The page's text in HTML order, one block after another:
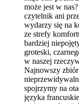
może jest w
czytelnik ani
wydarzy się na
ze strefy
bardziej
groteski,
w naszej
Najnowszy
spojrzymy na
języka